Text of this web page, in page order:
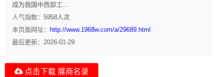
成为我国中西部工...
人气指数： 5958人次
本页面网址：
http://www.1968w.com/a/29689.html
最后更新： 2026-01-29
点击下载 展商名录